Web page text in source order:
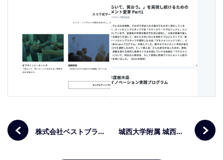
株式会社ベストブライダル 城西大学附属 城西中学･高等学校